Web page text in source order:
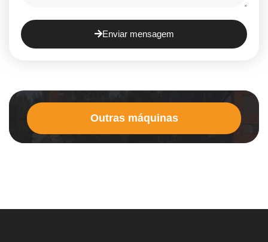
Enviar mensagem
Outras máquinas